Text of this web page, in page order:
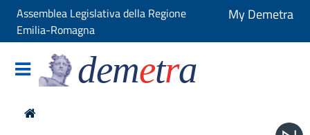
Assemblea Legislativa della Regione
Emilia-Romagna
My Demetra
demetra